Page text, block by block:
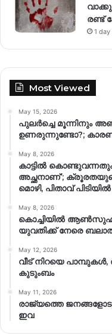
രണ്ട്
1 day
Most Viewed
May 15, 2026
പുലർച്ചെ മൂന്നിനും
ഉണരുന്നുണ്ടോ?;
May 8, 2026
കാട്ടിൽ
അച്ഛനാണ്’;
മൊഴി, പിതാവ് പിടിയിൽ
May 8, 2026
കൊച്ചിയിൽ
യുവതിക്ക് നേരെ
May 12, 2026
വീട് നിറയെ
കുടുംബം
May 11, 2026
രാജ്യത്തെ
ഇവ